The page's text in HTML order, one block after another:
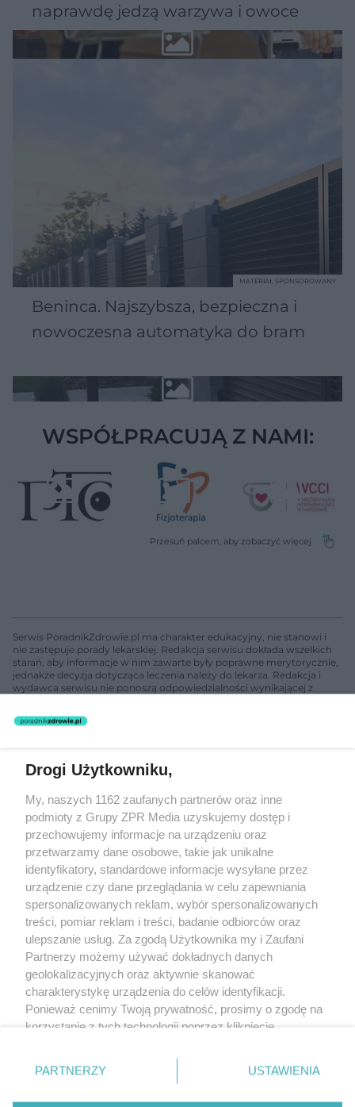
naprawdę jedzą warzywa i owoce
Beninca. Najszybsza, bezpieczna i
nowoczesna automatyka do bram
MATERIAŁ SPONSOROWANY
WSPÓŁPRACUJĄ Z NAMI:
Serwis PoradnikZdrowie.pl ma charakter edukacyjny, nie stanowi i
nie zastępuje porady lekarskiej. Redakcja serwisu dokłada wszelkich
starań, aby informacje w nim zawarte były poprawne merytorycznie,
jednakże decyzja dotycząca leczenia należy do lekarza. Redakcja i
wydawca serwisu nie ponoszą odpowiedzialności wynikającej z
świadczeń zdrowotnych w rozumieniu art. 3 ust 1 ustawy o
rozpowszechniany lub dalej rozpowszechniany w jakikolwiek sposób
(w tym także elektroniczny lub mechaniczny) na jakimkolwiek polu
eksploatacji w jakiejkolwiek formie, włącznie z umieszczaniem w
Internecie bez pisemnej zgody właściciela praw. Jakiekolwiek użycie
lub wykorzystanie utworów w całości lub w części z naruszeniem
prawa, tzn. bez właściwej zgody, jest zabronione pod groźbą kary i
może być ścigane prawnie.
O nas
Informacje prawne
Nasze serwisy
Drogi Użytkowniku,
My, naszych 1162 zaufanych partnerów oraz inne
podmioty z Grupy ZPR Media uzyskujemy dostęp i
przechowujemy informacje na urządzeniu oraz
przetwarzamy dane osobowe, takie jak unikalne
identyfikatory, standardowe informacje wysyłane przez
urządzenie czy dane przeglądania w celu zapewniania
spersonalizowanych reklam, wybór spersonalizowanych
treści, pomiar reklam i treści, badanie odbiorców oraz
ulepszanie usług. Za zgodą Użytkownika my i Zaufani
Partnerzy możemy używać dokładnych danych
geolokalizacyjnych oraz aktywnie skanować
charakterystykę urządzenia do celów identyfikacji.
Ponieważ cenimy Twoją prywatność, prosimy o zgodę na
korzystanie z tych technologii poprzez kliknięcie
zmienić/wycofać klikając przycisk ustawień prywatności
znajdujący się w lewym dolnym rogu strony
rodzaje przetwarzania danych nie wymagają zgody
PARTNERZY USTAWIENIA